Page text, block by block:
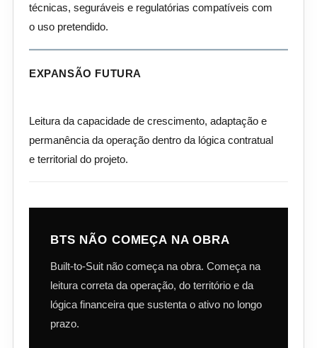
técnicas, seguráveis e regulatórias compatíveis com
o uso pretendido.
EXPANSÃO FUTURA
Leitura da capacidade de crescimento, adaptação e
permanência da operação dentro da lógica contratual
e territorial do projeto.
BTS NÃO COMEÇA NA OBRA
Built-to-Suit não começa na obra. Começa na
leitura correta da operação, do território e da
lógica financeira que sustenta o ativo no longo
prazo.